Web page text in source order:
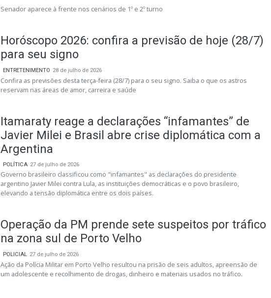
Senador aparece à frente nos cenários de 1º e 2º turno
Horóscopo 2026: confira a previsão de hoje (28/7)
para seu signo
ENTRETENIMENTO 28 de julho de 2026
Confira as previsões desta terça-feira (28/7) para o seu signo. Saiba o que os astros
reservam nas áreas de amor, carreira e saúde
Itamaraty reage a declarações “infamantes” de
Javier Milei e Brasil abre crise diplomática com a
Argentina
POLÍTICA 27 de julho de 2026
Governo brasileiro classificou como "infamantes" as declarações do presidente
argentino Javier Milei contra Lula, as instituições democráticas e o povo brasileiro,
elevando a tensão diplomática entre os dois países.
Operação da PM prende sete suspeitos por tráfico
na zona sul de Porto Velho
POLICIAL 27 de julho de 2026
Ação da Polícia Militar em Porto Velho resultou na prisão de seis adultos, apreensão de
um adolescente e recolhimento de drogas, dinheiro e materiais usados no tráfico.